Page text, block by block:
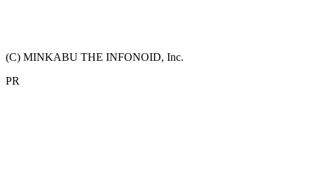
(C) MINKABU THE INFONOID, Inc.
PR